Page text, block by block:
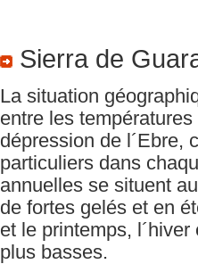
Sierra de
La situation
entre les
dépression de l´Ebre,
particuliers dans
annuelles se situent
de fortes gelés et en
et le printemps,
plus basses.